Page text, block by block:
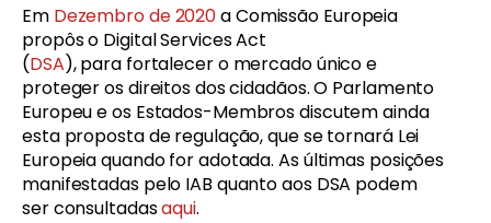
Em Dezembro de 2020a Comissão Europeia
propôs o Digital Services Act
(DSA), para fortalecer o mercado único e
proteger os direitos dos cidadãos. O Parlamento
Europeu e os Estados-Membros discutem ainda
esta proposta de regulação, que se tornará Lei
Europeia quando for adotada. As últimas posições
manifestadas pelo IAB quanto aos DSA podem
ser consultadasaqui.